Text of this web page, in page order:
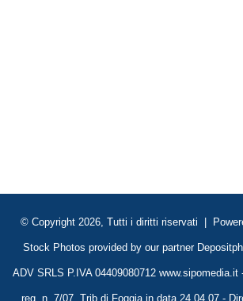
© Copyright 2026, Tutti i diritti riservati |
Stock Photos provided by our partner
ADV SRLS P.IVA 04409080712
reg. n. 7/07, Trib di Foggia in data 24.04.07 -